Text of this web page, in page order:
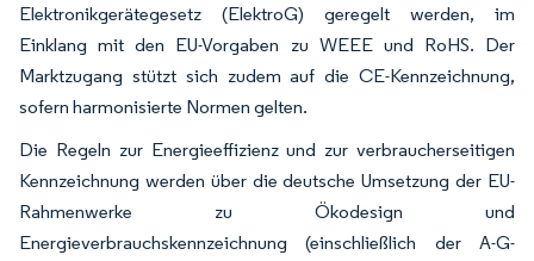
Elektronikgerätegesetz (ElektroG) geregelt werden, im
Einklang mit den EU-Vorgaben zu WEEE und RoHS. Der
Marktzugang stützt sich zudem auf die CE-Kennzeichnung,
sofern harmonisierte Normen gelten.
Die Regeln zur Energieeffizienz und zur verbraucherseitigen
Kennzeichnung werden über die deutsche Umsetzung der EU-
Rahmenwerke zu Ökodesign und
Energieverbrauchskennzeichnung (einschließlich der A-G-